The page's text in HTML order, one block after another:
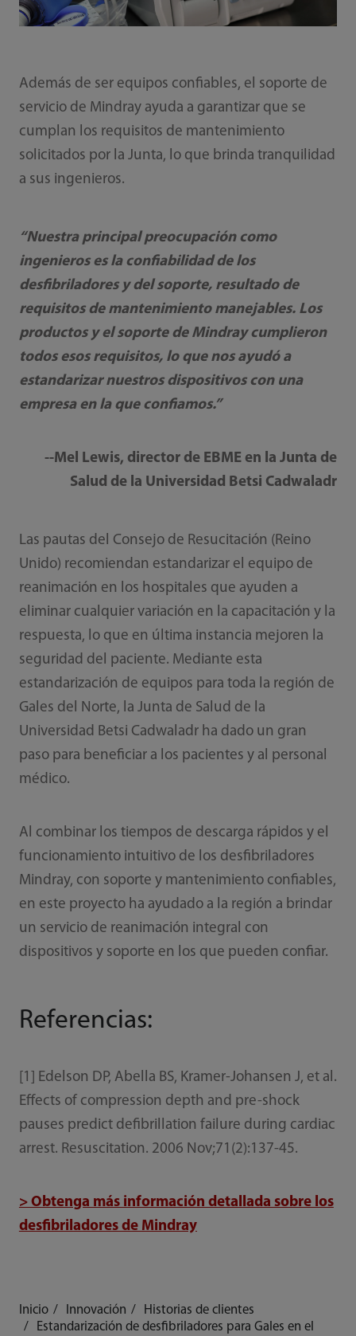
Además de ser equipos confiables, el soporte de
servicio de Mindray ayuda a garantizar que se
cumplan los requisitos de mantenimiento
solicitados por la Junta, lo que brinda tranquilidad
a sus ingenieros.
“Nuestra principal preocupación como
ingenieros es la confiabilidad de los
desfibriladores y del soporte, resultado de
requisitos de mantenimiento manejables. Los
productos y el soporte de Mindray cumplieron
todos esos requisitos, lo que nos ayudó a
estandarizar nuestros dispositivos con una
empresa en la que confiamos.”
--Mel Lewis, director de EBME en la Junta de
Salud de la Universidad Betsi Cadwaladr
Las pautas del Consejo de Resucitación (Reino
Unido) recomiendan estandarizar el equipo de
reanimación en los hospitales que ayuden a
eliminar cualquier variación en la capacitación y la
respuesta, lo que en última instancia mejoren la
seguridad del paciente. Mediante esta
estandarización de equipos para toda la región de
Gales del Norte, la Junta de Salud de la
Universidad Betsi Cadwaladr ha dado un gran
paso para beneficiar a los pacientes y al personal
médico.
Al combinar los tiempos de descarga rápidos y el
funcionamiento intuitivo de los desfibriladores
Mindray, con soporte y mantenimiento confiables,
en este proyecto ha ayudado a la región a brindar
un servicio de reanimación integral con
dispositivos y soporte en los que pueden confiar.
Referencias:
[1] Edelson DP, Abella BS, Kramer-Johansen J, et al.
Effects of compression depth and pre-shock
pauses predict defibrillation failure during cardiac
arrest. Resuscitation. 2006 Nov;71(2):137-45.
> Obtenga más información detallada sobre los
desfibriladores de Mindray
Inicio Innovación
Historias de clientes
Estandarización de desfibriladores para Gales en el